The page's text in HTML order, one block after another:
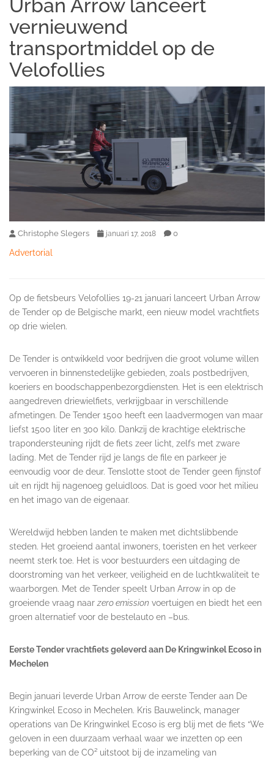
Urban Arrow lanceert
vernieuwend
transportmiddel op de
Velofollies
Christophe Slegers januari 17, 2018 0
Advertorial
Op de fietsbeurs Velofollies 19-21 januari lanceert Urban Arrow
de Tender op de Belgische markt, een nieuw model vrachtfiets
op drie wielen.
De Tender is ontwikkeld voor bedrijven die groot volume willen
vervoeren in binnenstedelijke gebieden, zoals postbedrijven,
koeriers en boodschappenbezorgdiensten. Het is een elektrisch
aangedreven driewielfiets, verkrijgbaar in verschillende
afmetingen. De Tender 1500 heeft een laadvermogen van maar
liefst 1500 liter en 300 kilo. Dankzij de krachtige elektrische
trapondersteuning rijdt de fiets zeer licht, zelfs met zware
lading. Met de Tender rijd je langs de file en parkeer je
eenvoudig voor de deur. Tenslotte stoot de Tender geen fijnstof
uit en rijdt hij nagenoeg geluidloos. Dat is goed voor het milieu
en het imago van de eigenaar.
Wereldwijd hebben landen te maken met dichtslibbende
steden. Het groeiend aantal inwoners, toeristen en het verkeer
neemt sterk toe. Het is voor bestuurders een uitdaging de
doorstroming van het verkeer, veiligheid en de luchtkwaliteit te
waarborgen. Met de Tender speelt Urban Arrow in op de
groeiende vraag naar zero emission voertuigen en biedt het een
groen alternatief voor de bestelauto en –bus.
Eerste Tender vrachtfiets geleverd aan De Kringwinkel Ecoso in
Mechelen
Begin januari leverde Urban Arrow de eerste Tender aan De
Kringwinkel Ecoso in Mechelen. Kris Bauwelinck, manager
operations van De Kringwinkel Ecoso is erg blij met de fiets “We
geloven in een duurzaam verhaal waar we inzetten op een
beperking van de CO² uitstoot bij de inzameling van